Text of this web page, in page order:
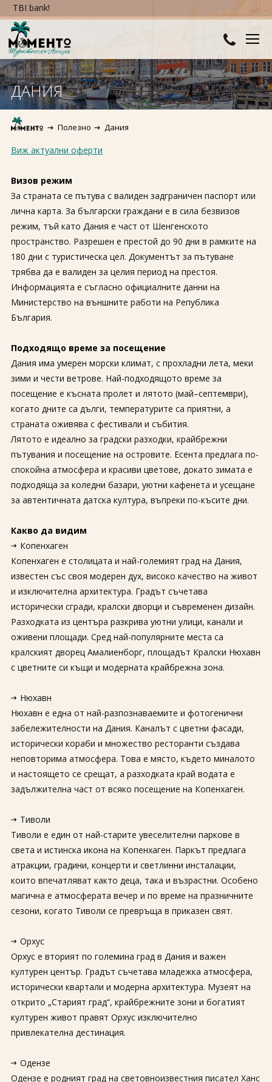
bank!
ДЕСТИНАЦИИ
Австралия и Океания
Азия
Африка
Европа
Северна Америка
Южна Америка
ХОТЕЛИ
Хотели в България
Хотели в Турция
КРУИЗИ
ПРАЗНИЦИ
Великден
Коледа
Нова година
ПОЛЕЗНО
КОНТАКТИ
За нас
Полезно
Документи
Магазин
Общи условия
ЗАПИТВАНЕ
ДАНИЯ
Полезно Дания
Виж актуални оферти
Визов режим
За страната се пътува с валиден задграничен паспорт или
лична карта. За български граждани е в сила безвизов
режим, тъй като Дания е част от Шенгенското
пространство. Разрешен е престой до 90 дни в рамките на
180 дни с туристическа цел. Документът за пътуване
трябва да е валиден за целия период на престоя.
Информацията е съгласно официалните данни на
Министерство на външните работи на Република
България.
Подходящо време за посещение
Дания има умерен морски климат, с прохладни лета, меки
зими и чести ветрове. Най-подходящото време за
посещение е късната пролет и лятото (май–септември),
когато дните са дълги, температурите са приятни, а
страната оживява с фестивали и събития.
Лятото е идеално за градски разходки, крайбрежни
пътувания и посещение на островите. Есента предлага по-
спокойна атмосфера и красиви цветове, докато зимата е
подходяща за коледни базари, уютни кафенета и усещане
за автентичната датска култура, въпреки по-късите дни.
Какво да видим
Копенхаген
Копенхаген е столицата и най-големият град на Дания,
известен със своя модерен дух, високо качество на живот
и изключителна архитектура. Градът съчетава
исторически сгради, кралски дворци и съвременен дизайн.
Разходката из центъра разкрива уютни улици, канали и
оживени площади. Сред най-популярните места са
кралският дворец Амалиенборг, площадът Кралски Нюхавн
с цветните си къщи и модерната крайбрежна зона.
Нюхавн
Нюхавн е една от най-разпознаваемите и фотогенични
забележителности на Дания. Каналът с цветни фасади,
исторически кораби и множество ресторанти създава
неповторима атмосфера. Това е място, където миналото
и настоящето се срещат, а разходката край водата е
задължителна част от всяко посещение на Копенхаген.
Тиволи
Тиволи е един от най-старите увеселителни паркове в
света и истинска икона на Копенхаген. Паркът предлага
атракции, градини, концерти и светлинни инсталации,
които впечатляват както деца, така и възрастни. Особено
магична е атмосферата вечер и по време на празничните
сезони, когато Тиволи се превръща в приказен свят.
Орхус
Орхус е вторият по големина град в Дания и важен
културен център. Градът съчетава младежка атмосфера,
исторически квартали и модерна архитектура. Музеят на
открито „Старият град“, крайбрежните зони и богатият
културен живот правят Орхус изключително
привлекателна дестинация.
Одензе
Одензе е родният град на световноизвестния писател Ханс